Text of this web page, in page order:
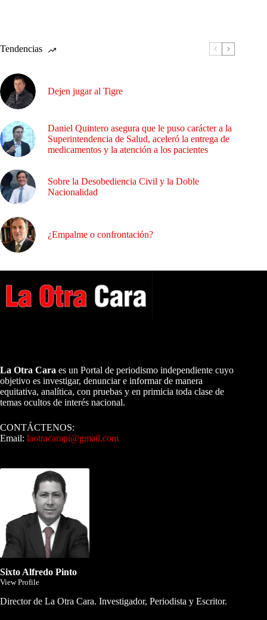
Tendencias
Dejen jugar al Tigre
Daniel Quintero asegura que le puso carácter a la
Superintendencia de Salud, aceleró la entrega de
medicamentos y la atención a los pacientes
Sobre la Desobediencia Civil y la Doble
Nacionalidad
¿Empalme o confrontación?
La Otra Cara es un Portal de periodismo independiente cuyo
objetivo es investigar, denunciar e informar de manera
equitativa, analítica, con pruebas y en primicia toda clase de
temas ocultos de interés nacional.
CONTÁCTENOS:
Email: laotracarapi@gmail.com
Sixto Alfredo Pinto
View Profile
Director de La Otra Cara. Investigador, Periodista y Escritor.